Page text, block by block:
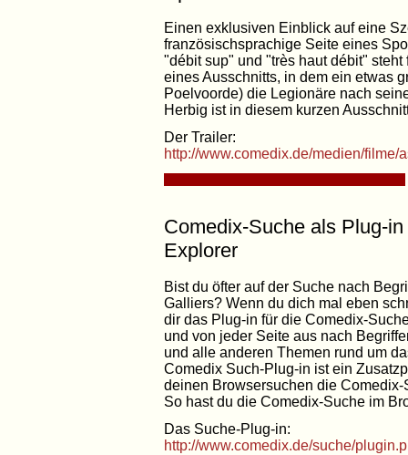
Einen exklusiven Einblick auf eine
französischsprachige Seite eines
"débit sup" und "très haut débit"
eines Ausschnitts, in dem ein etwas
Poelvoorde) die Legionäre nach
Herbig ist in diesem kurzen
Der Trailer:
http://www.comedix.de/medien/
Comedix-Suche als Plug-
Explorer
Bist du öfter auf der Suche nach
Galliers? Wenn du dich mal eben
dir das Plug-in für die Comedix-
und von jeder Seite aus nach
und alle anderen Themen rund um
Comedix Such-Plug-in ist ein
deinen Browsersuchen die
So hast du die Comedix-Suche im
Das Suche-Plug-in:
http://www.comedix.de/suche/